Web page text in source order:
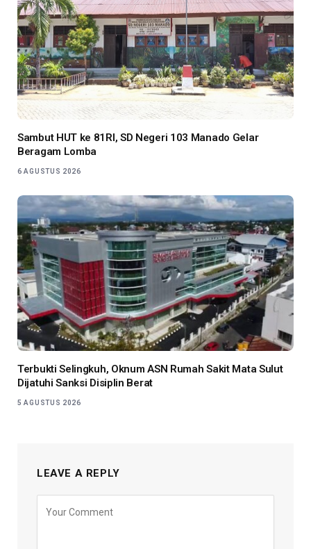
Sambut HUT ke 81RI, SD Negeri 103 Manado Gelar
Beragam Lomba
6 AGUSTUS 2026
Terbukti Selingkuh, Oknum ASN Rumah Sakit Mata Sulut
Dijatuhi Sanksi Disiplin Berat
5 AGUSTUS 2026
LEAVE A REPLY